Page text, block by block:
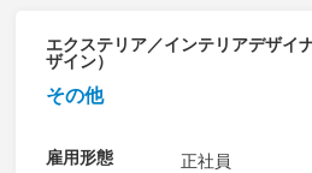
エクステリア／インテリアデザイ
ザイン）
その他
雇用形態
正社員